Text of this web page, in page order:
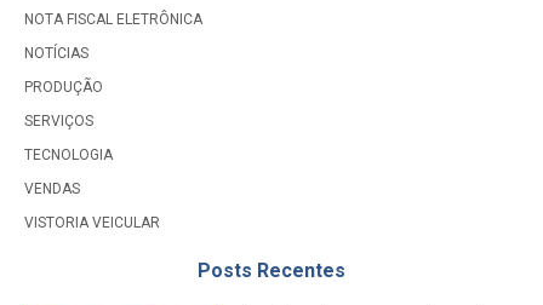
NOTA FISCAL ELETRÔNICA
NOTÍCIAS
PRODUÇÃO
SERVIÇOS
TECNOLOGIA
VENDAS
VISTORIA VEICULAR
Posts Recentes